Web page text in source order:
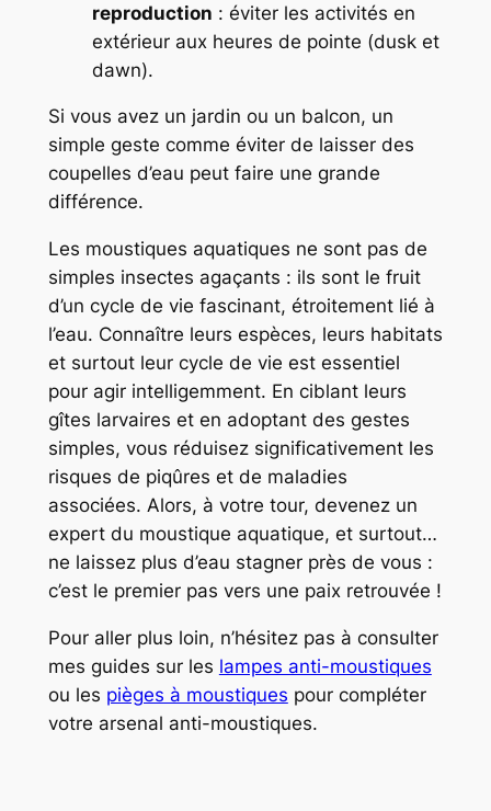
reproduction : éviter les activités en
extérieur aux heures de pointe (dusk et
dawn).
Si vous avez un jardin ou un balcon, un
simple geste comme éviter de laisser des
coupelles d’eau peut faire une grande
différence.
Les moustiques aquatiques ne sont pas de
simples insectes agaçants : ils sont le fruit
d’un cycle de vie fascinant, étroitement lié à
l’eau. Connaître leurs espèces, leurs habitats
et surtout leur cycle de vie est essentiel
pour agir intelligemment. En ciblant leurs
gîtes larvaires et en adoptant des gestes
simples, vous réduisez significativement les
risques de piqûres et de maladies
associées. Alors, à votre tour, devenez un
expert du moustique aquatique, et surtout…
ne laissez plus d’eau stagner près de vous :
c’est le premier pas vers une paix retrouvée !
Pour aller plus loin, n’hésitez pas à consulter
mes guides sur les lampes anti-moustiques
ou les pièges à moustiques pour compléter
votre arsenal anti-moustiques.